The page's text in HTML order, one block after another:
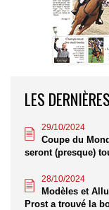
LES
29/10/2024
Coupe du
seront (presque)
28/10/2024
Modèles et
Prost a trouvé la